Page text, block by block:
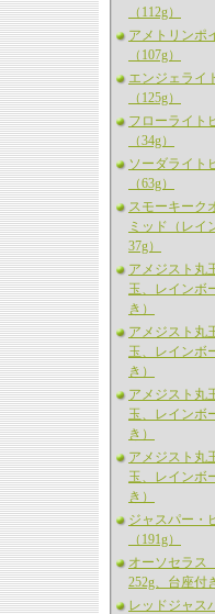
（112g）
アメトリンポ
（107g）
エンジェライ
（125g）
フローライト
（34g）
ソーダライト
（63g）
スモーキーク
ミッド（レイ
37g）
アメジスト丸
玉、レインボ
き）
アメジスト丸
玉、レインボ
き）
アメジスト丸
玉、レインボ
き）
アメジスト丸
玉、レインボ
き）
ジャスパー・
（191g）
オーソセラス
252g、台座付
レッドジャス